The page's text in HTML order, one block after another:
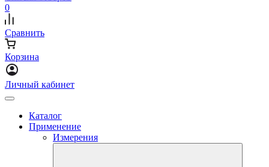
0
Сравнить
Корзина
Личный кабинет
Каталог
Применение
Измерения